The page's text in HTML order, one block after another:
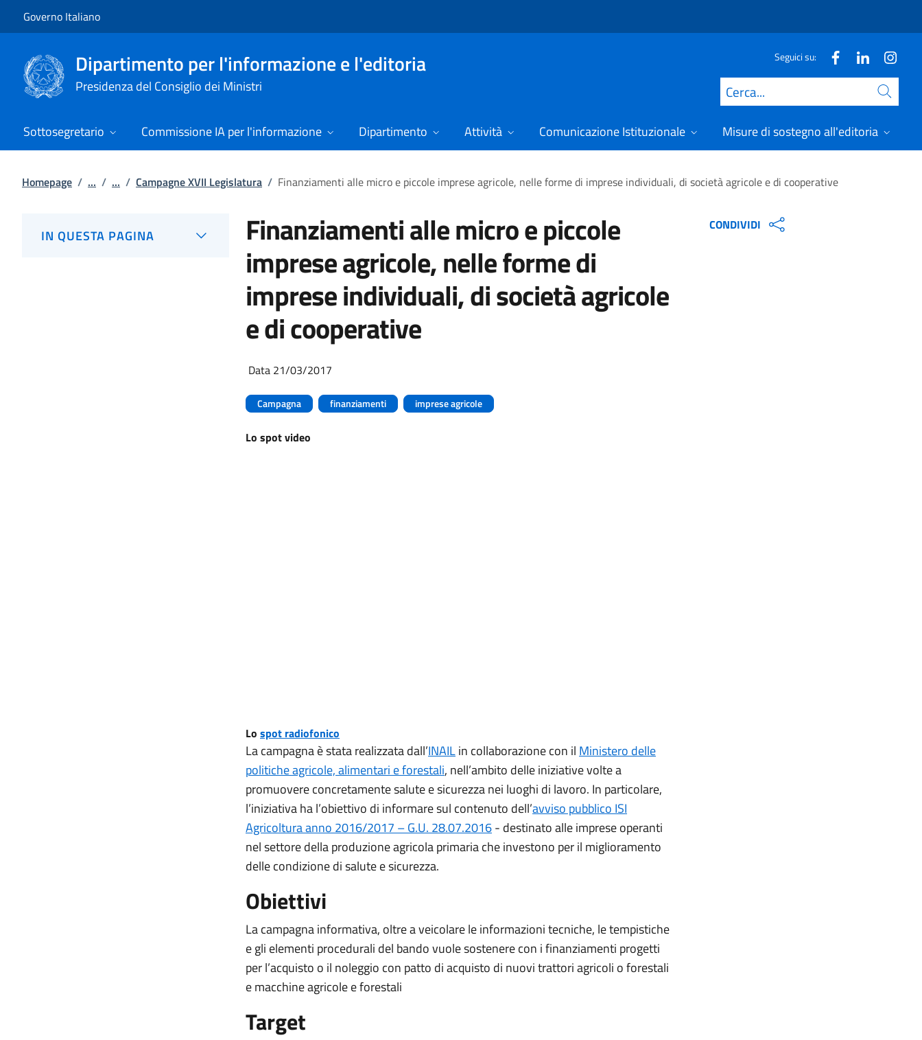
Governo Italiano
Dipartimento per l'informazione e l'editoria
Presidenza del Consiglio dei Ministri
Seguici su:
Cerca
Sottosegretario Commissione IA per l'informazione Dipartimento Attività Comunicazione Istituzionale Misure di sostegno all'editoria
Homepage / ... / ... / Campagne XVII Legislatura / Finanziamenti alle micro e piccole imprese agricole, nelle forme di imprese individuali, di società agricole e di cooperative
IN QUESTA PAGINA Finanziamenti alle micro e piccole
imprese agricole, nelle forme di
imprese individuali, di società agricole
e di cooperative
Data 21/03/2017
Campagna finanziamenti imprese agricole
Lo spot video
Lo spot radiofonico
La campagna è stata realizzata dall’INAILin collaborazione con il Ministero delle
politiche agricole, alimentari e forestali, nell’ambito delle iniziative volte a
promuovere concretamente salute e sicurezza nei luoghi di lavoro. In particolare,
l’iniziativa ha l’obiettivo di informare sul contenuto dell’avviso pubblico ISI
Agricoltura anno 2016/2017 – G.U. 28.07.2016- destinato alle imprese operanti
nel settore della produzione agricola primaria che investono per il miglioramento
delle condizione di salute e sicurezza.
Obiettivi
La campagna informativa, oltre a veicolare le informazioni tecniche, le tempistiche
e gli elementi procedurali del bando vuole sostenere con i finanziamenti progetti
per l’acquisto o il noleggio con patto di acquisto di nuovi trattori agricoli o forestali
e macchine agricole e forestali
Target
CONDIVIDI